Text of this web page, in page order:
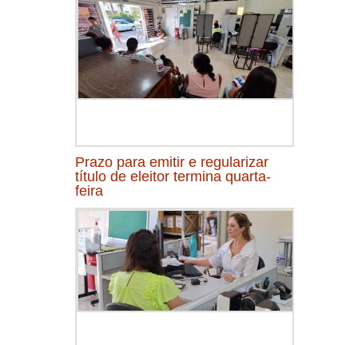
Prazo para emitir e regularizar
título de eleitor termina quarta-
feira